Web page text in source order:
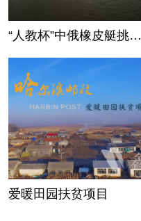
“人教杯”中俄橡皮艇挑战
赛
爱暖田园扶贫项目